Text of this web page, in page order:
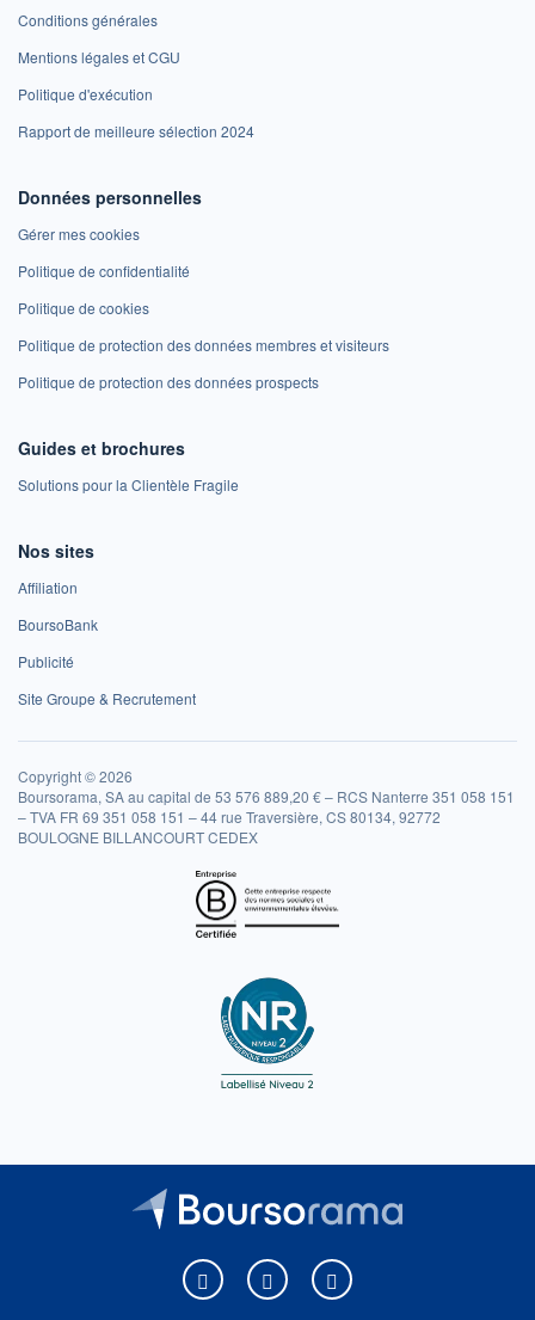
Conditions générales
Mentions légales et CGU
Politique d'exécution
Rapport de meilleure sélection 2024
Données personnelles
Gérer mes cookies
Politique de confidentialité
Politique de cookies
Politique de protection des données membres et visiteurs
Politique de protection des données prospects
Guides et brochures
Solutions pour la Clientèle Fragile
Nos sites
Affiliation
BoursoBank
Publicité
Site Groupe & Recrutement
Copyright © 2026
Boursorama, SA au capital de 53 576 889,20 € – RCS Nanterre 351 058 151
– TVA FR 69 351 058 151 – 44 rue Traversière, CS 80134, 92772
BOULOGNE BILLANCOURT CEDEX
Boursorama sur Facebook
Boursorama sur XBoursorama sur